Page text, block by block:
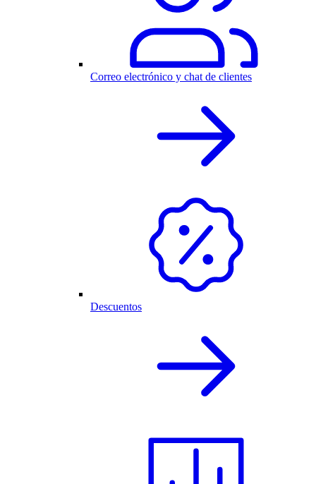
Correo electrónico y chat de clientes
Descuentos